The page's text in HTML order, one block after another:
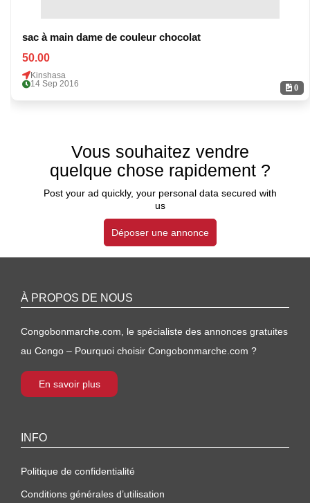
0
sac à main dame de couleur chocolat
50.00
Kinshasa
14 Sep 2016
Vous souhaitez vendre
quelque chose rapidement ?
Post your ad quickly, your personal data secured with
us
Déposer une annonce
À PROPOS DE NOUS
Congobonmarche.com, le spécialiste des annonces gratuites
au Congo – Pourquoi choisir Congobonmarche.com ?
En savoir plus
INFO
Politique de confidentialité
Conditions générales d’utilisation